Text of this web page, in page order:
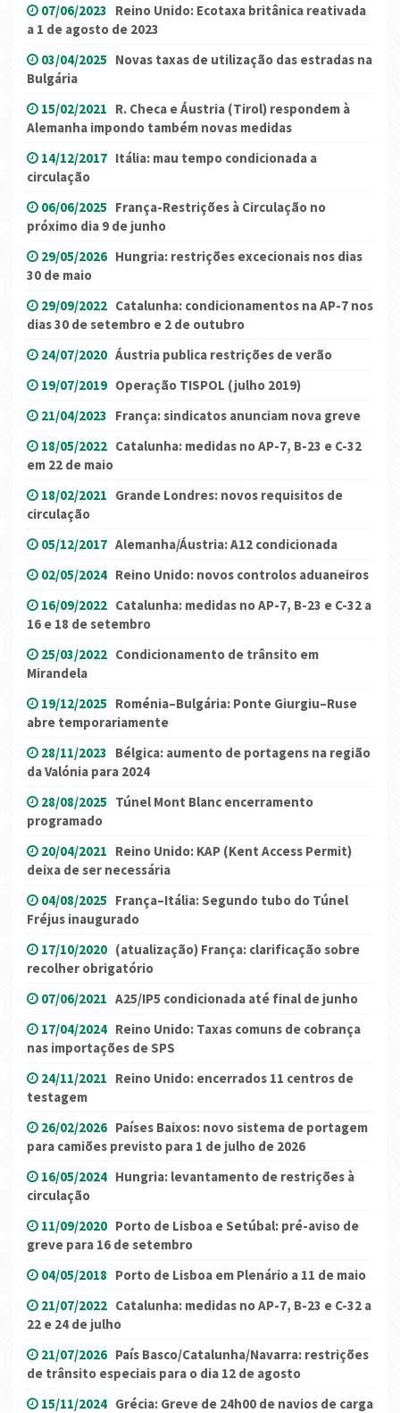
07/06/2023 Reino Unido: Ecotaxa britânica reativada
a 1 de agosto de 2023
03/04/2025 Novas taxas de utilização das estradas na
Bulgária
15/02/2021 R. Checa e Áustria (Tirol) respondem à
Alemanha impondo também novas medidas
14/12/2017 Itália: mau tempo condicionada a
circulação
06/06/2025 França-Restrições à Circulação no
próximo dia 9 de junho
29/05/2026 Hungria: restrições excecionais nos dias
30 de maio
29/09/2022 Catalunha: condicionamentos na AP-7 nos
dias 30 de setembro e 2 de outubro
24/07/2020 Áustria publica restrições de verão
19/07/2019 Operação TISPOL (julho 2019)
21/04/2023 França: sindicatos anunciam nova greve
18/05/2022 Catalunha: medidas no AP-7, B-23 e C-32
em 22 de maio
18/02/2021 Grande Londres: novos requisitos de
circulação
05/12/2017 Alemanha/Áustria: A12 condicionada
02/05/2024 Reino Unido: novos controlos aduaneiros
16/09/2022 Catalunha: medidas no AP-7, B-23 e C-32 a
16 e 18 de setembro
25/03/2022 Condicionamento de trânsito em
Mirandela
19/12/2025 Roménia–Bulgária: Ponte Giurgiu–Ruse
abre temporariamente
28/11/2023 Bélgica: aumento de portagens na região
da Valónia para 2024
28/08/2025 Túnel Mont Blanc encerramento
programado
20/04/2021 Reino Unido: KAP (Kent Access Permit)
deixa de ser necessária
04/08/2025 França–Itália: Segundo tubo do Túnel
Fréjus inaugurado
17/10/2020 (atualização) França: clarificação sobre
recolher obrigatório
07/06/2021 A25/IP5 condicionada até final de junho
17/04/2024 Reino Unido: Taxas comuns de cobrança
nas importações de SPS
24/11/2021 Reino Unido: encerrados 11 centros de
testagem
26/02/2026 Países Baixos: novo sistema de portagem
para camiões previsto para 1 de julho de 2026
16/05/2024 Hungria: levantamento de restrições à
circulação
11/09/2020 Porto de Lisboa e Setúbal: pré-aviso de
greve para 16 de setembro
04/05/2018 Porto de Lisboa em Plenário a 11 de maio
21/07/2022 Catalunha: medidas no AP-7, B-23 e C-32 a
22 e 24 de julho
21/07/2026 País Basco/Catalunha/Navarra: restrições
de trânsito especiais para o dia 12 de agosto
15/11/2024 Grécia: Greve de 24h00 de navios de carga